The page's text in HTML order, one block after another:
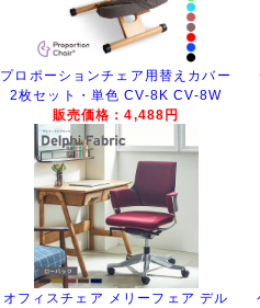
プロポーションチェア用替えカバー
2枚セット・単色 CV-8K CV-8W
販売価格：4,488円
オフィスチェア メリーフェア デル